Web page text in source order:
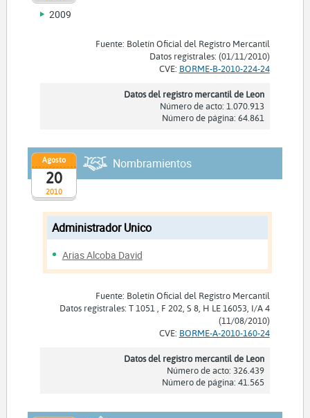
2009
Fuente: Boletín Oficial del Registro Mercantil
Datos registrales: (01/11/2010)
CVE: BORME-B-2010-224-24
Datos del registro mercantil de Leon
Número de acto: 1.070.913
Número de página: 64.861
2010
Agosto
20
Nombramientos
Administrador Unico
Arias Alcoba David
Fuente: Boletín Oficial del Registro Mercantil
Datos registrales: T 1051 , F 202, S 8, H LE 16053, I/A 4
(11/08/2010)
CVE: BORME-A-2010-160-24
Datos del registro mercantil de Leon
Número de acto: 326.439
Número de página: 41.565